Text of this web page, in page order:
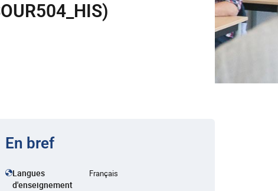
En bref
Langues
d'enseignement
Français